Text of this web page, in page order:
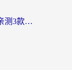
穿梭和奇游手游好用吗？海外党亲测3款回国加速器，附蜜蜂加速器七天试用攻略